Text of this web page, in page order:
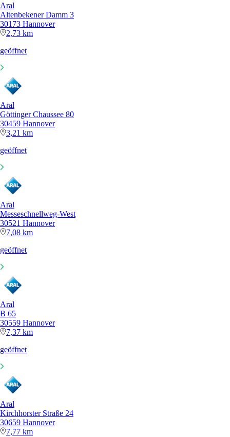
Aral
Altenbekener Damm 3
30173 Hannover
2,73 km
geöffnet
Aral
Göttinger Chaussee 80
30459 Hannover
3,21 km
geöffnet
Aral
Messeschnellweg-West
30521 Hannover
7,08 km
geöffnet
Aral
B 65
30559 Hannover
7,37 km
geöffnet
Aral
Kirchhorster Straße 24
30659 Hannover
7,77 km